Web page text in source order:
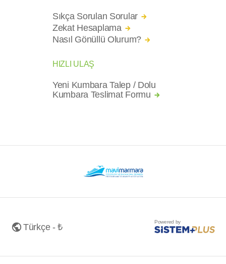
Sıkça Sorulan Sorular
Zekat Hesaplama
Nasıl Gönüllü Olurum?
HIZLI ULAŞ
Yeni Kumbara Talep / Dolu
Kumbara Teslimat Formu
Türkçe - ₺ Powered by